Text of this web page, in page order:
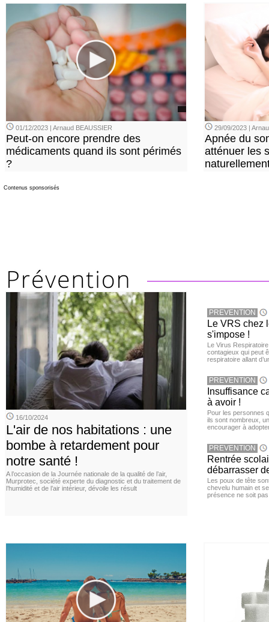
01/12/2023 | Arnaud BEAUSSIER
Peut-on encore prendre des
médicaments quand ils sont périmés
?
29/09/2023 |
Apnée du
atténuer les
Contenus sponsorisés
16/10/2024
L'air de nos habitations : une
bombe à retardement pour
notre santé !
A l’occasion de la Journée nationale de la qualité de l’air,
Murprotec, société experte du diagnostic et du traitement de
l’humidité et de l’air intérieur, dévoile les résult
PREVENTION
Le VRS chez
s'impose !
Le Virus
contagieux qui peut
respiratoire allant
PREVENTION
Insuffisance
à avoir !
Pour les personnes
ils sont nombreux,
encourager à
PREVENTION
Rentrée
débarrasser
Les poux de tête
chevelu humain et
présence ne soit